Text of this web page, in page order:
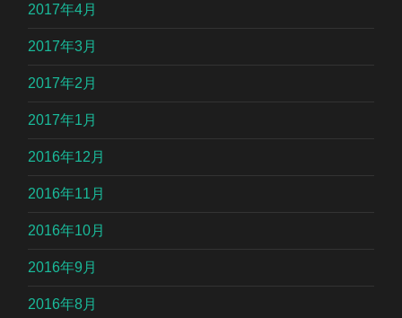
2017年4月
2017年3月
2017年2月
2017年1月
2016年12月
2016年11月
2016年10月
2016年9月
2016年8月